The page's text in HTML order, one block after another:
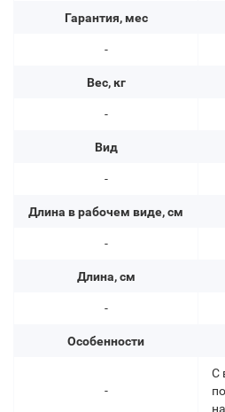
Гарантия, мес
-
Вес, кг
-
Вид
-
Длина в рабочем виде, см
-
Длина, см
-
Особенности
-
С